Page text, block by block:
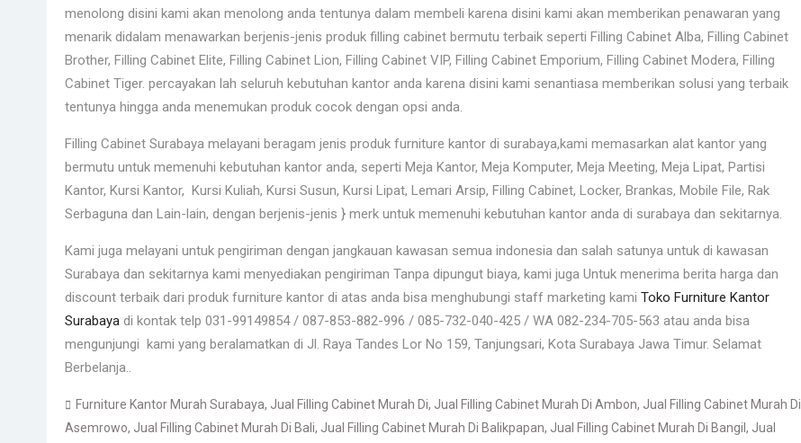
menolong disini kami akan menolong anda tentunya dalam membeli karena disini kami akan memberikan penawaran yang
menarik didalam menawarkan berjenis-jenis produk filling cabinet bermutu terbaik seperti Filling Cabinet Alba, Filling Cabinet
Brother, Filling Cabinet Elite, Filling Cabinet Lion, Filling Cabinet VIP, Filling Cabinet Emporium, Filling Cabinet Modera, Filling
Cabinet Tiger. percayakan lah seluruh kebutuhan kantor anda karena disini kami senantiasa memberikan solusi yang terbaik
tentunya hingga anda menemukan produk cocok dengan opsi anda.
Filling Cabinet Surabaya melayani beragam jenis produk furniture kantor di surabaya,kami memasarkan alat kantor yang
bermutu untuk memenuhi kebutuhan kantor anda, seperti Meja Kantor, Meja Komputer, Meja Meeting, Meja Lipat, Partisi
Kantor, Kursi Kantor, Kursi Kuliah, Kursi Susun, Kursi Lipat, Lemari Arsip, Filling Cabinet, Locker, Brankas, Mobile File, Rak
Serbaguna dan Lain-lain, dengan berjenis-jenis } merk untuk memenuhi kebutuhan kantor anda di surabaya dan sekitarnya.
Kami juga melayani untuk pengiriman dengan jangkauan kawasan semua indonesia dan salah satunya untuk di kawasan
Surabaya dan sekitarnya kami menyediakan pengiriman Tanpa dipungut biaya, kami juga Untuk menerima berita harga dan
discount terbaik dari produk furniture kantor di atas anda bisa menghubungi staff marketing kami Toko Furniture Kantor
Surabaya di kontak telp 031-99149854 / 087-853-882-996 / 085-732-040-425 / WA 082-234-705-563 atau anda bisa
mengunjungi kami yang beralamatkan di Jl. Raya Tandes Lor No 159, Tanjungsari, Kota Surabaya Jawa Timur. Selamat
Berbelanja..
Furniture Kantor Murah Surabaya, Jual Filling Cabinet Murah Di, Jual Filling Cabinet Murah Di Ambon, Jual Filling Cabinet Murah Di
Asemrowo, Jual Filling Cabinet Murah Di Bali, Jual Filling Cabinet Murah Di Balikpapan, Jual Filling Cabinet Murah Di Bangil , Jual